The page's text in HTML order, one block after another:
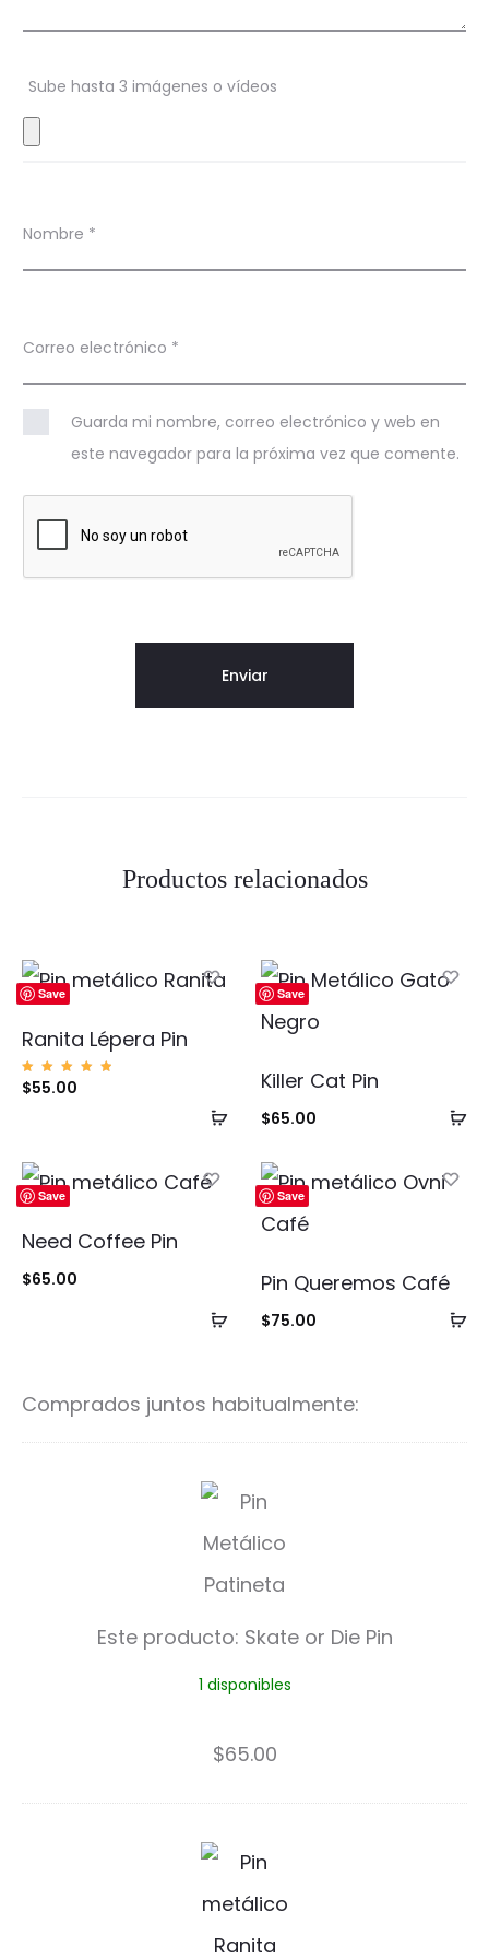
o
e
s
Sube hasta 3 imágenes o vídeos
Nombre *
Correo electrónico *
Guarda mi nombre, correo electrónico y web en
este navegador para la próxima vez que comente.
Productos relacionados
Save
Añadir
carrito
Ranita Lépera Pin
Valorad
o con
$55.00
Save
Killer Cat Pin
$65.00
Save
Añadir
Need Coffee Pin
$65.00
Save
Pin Queremos Café
$75.00
Comprados juntos habitualmente:
S
k
a
o
r
e
P
i
Este producto: Skate or Die Pin
1 disponibles
$65.00
R
a
n